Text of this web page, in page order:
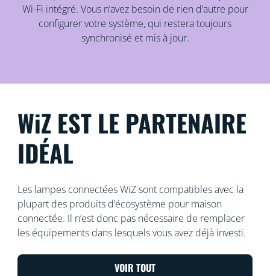
Wi-Fi intégré. Vous n’avez besoin de rien d’autre pour
configurer votre système, qui restera toujours
synchronisé et mis à jour.
WiZ EST LE PARTENAIRE
IDÉAL
Les lampes connectées WiZ sont compatibles avec la
plupart des produits d’écosystème pour maison
connectée. Il n’est donc pas nécessaire de remplacer
les équipements dans lesquels vous avez déjà investi.
VOIR TOUT